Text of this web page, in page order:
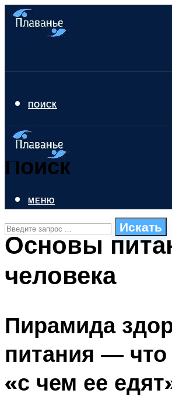
ПОИСК
Поиск
Искать
ПЛАВАНЬЕ ДЛЯ ДЕТЕЙ
ОЧИСТКА БАССЕЙНОВ
МЕНЮ
Основы
человека
Пирамида
питания — что
«с чем ее